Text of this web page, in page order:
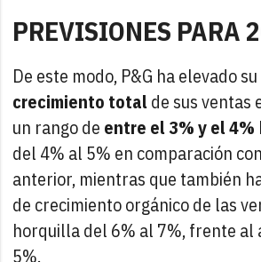
PREVISIONES PARA
De este modo, P&G ha elevado
crecimiento totalde sus ventas
un rango de entre el 3% y el 4%
del 4% al 5% en comparación
anterior, mientras que también
de crecimiento orgánico de las
horquilla del 6% al 7%, frente al
5%.